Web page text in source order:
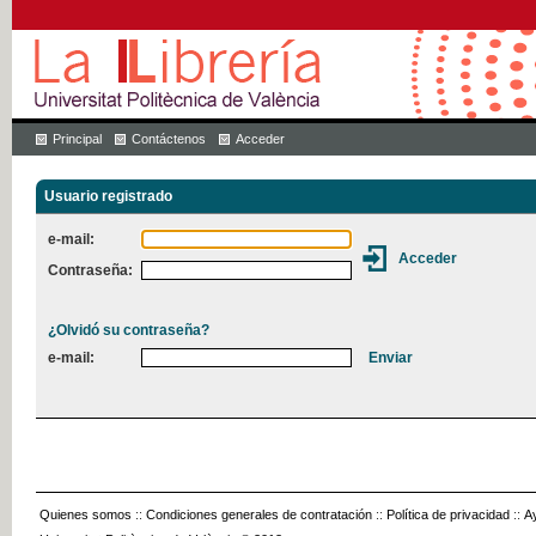
Principal Contáctenos Acceder
Usuario registrado
e-mail:
Contraseña:
¿Olvidó su contraseña?
e-mail:
Quienes somos :: Condiciones generales de contratación :: Política de privacidad ::